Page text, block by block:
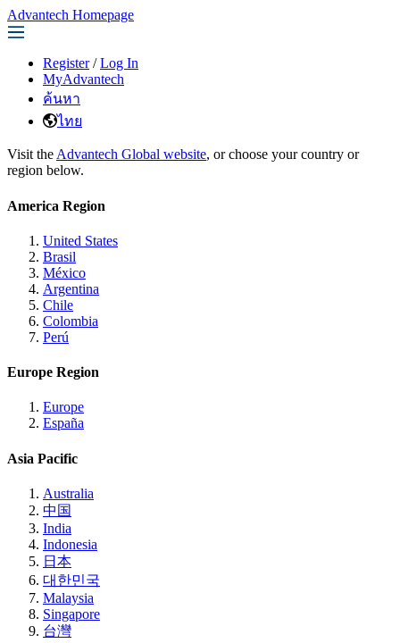
Advantech Homepage
Register / Log In
MyAdvantech
ค้นหา
ไทย
Visit the Advantech Global website, or choose your country or
region below.
America Region
United States
Brasil
México
Argentina
Chile
Colombia
Perú
Europe Region
Europe
España
Asia Pacific
Australia
中国
India
Indonesia
日本
대한민국
Malaysia
Singapore
台灣